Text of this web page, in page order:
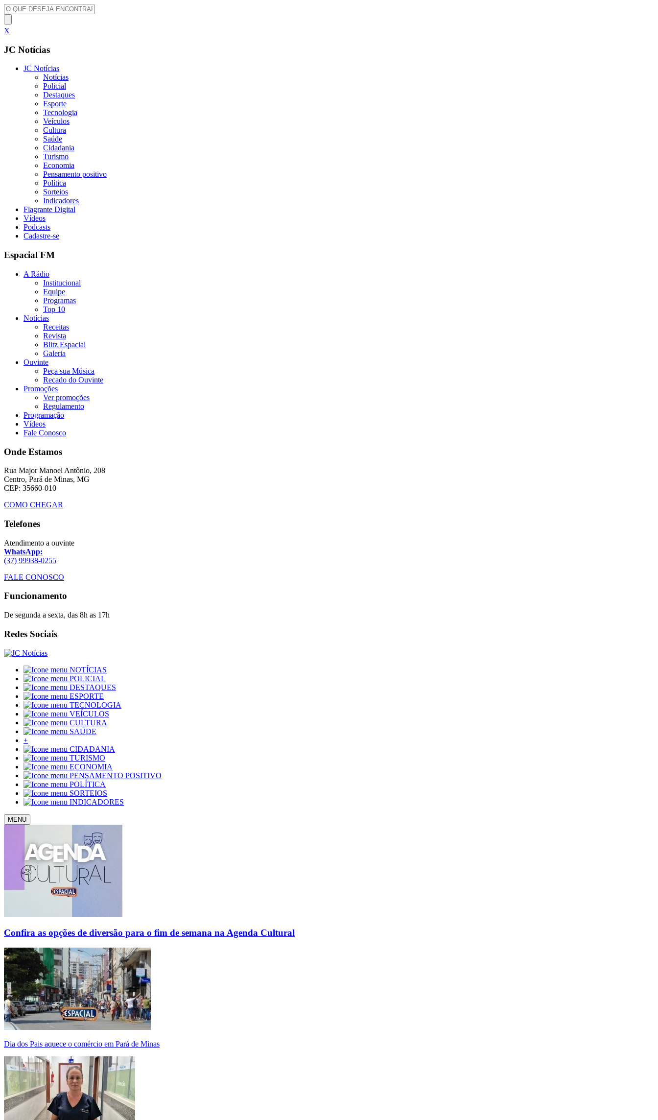
X
JC Notícias
JC Notícias
Notícias
Policial
Destaques
Esporte
Tecnologia
Veículos
Cultura
Saúde
Cidadania
Turismo
Economia
Pensamento positivo
Política
Sorteios
Indicadores
Flagrante Digital
Vídeos
Podcasts
Cadastre-se
Espacial FM
A Rádio
Institucional
Equipe
Programas
Top 10
Notícias
Receitas
Revista
Blitz Espacial
Galeria
Ouvinte
Peça sua Música
Recado do Ouvinte
Promoções
Ver promoções
Regulamento
Programação
Vídeos
Fale Conosco
Onde Estamos
Rua Major Manoel Antônio, 208
Centro, Pará de Minas, MG
CEP: 35660-010
COMO CHEGAR
Telefones
Atendimento a ouvinte
WhatsApp:
(37) 99938-0255
FALE CONOSCO
Funcionamento
De segunda a sexta, das 8h as 17h
Redes Sociais
NOTÍCIAS
POLICIAL
DESTAQUES
ESPORTE
TECNOLOGIA
VEÍCULOS
CULTURA
SAÚDE
+
CIDADANIA
TURISMO
ECONOMIA
PENSAMENTO POSITIVO
POLÍTICA
SORTEIOS
INDICADORES
MENU
Confira as opções de diversão para o fim de semana na Agenda Cultural
Dia dos Pais aquece o comércio em Pará de Minas